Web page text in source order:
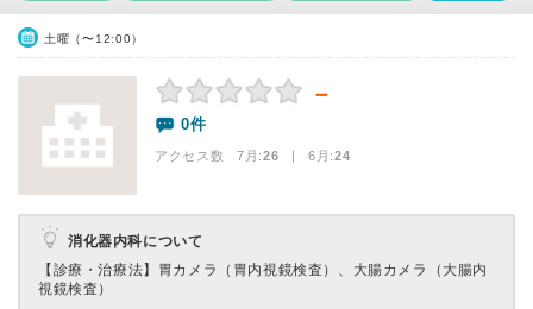
土曜（〜12:00）
－
0件
アクセス数 7月:26 | 6月:24
消化器内科について
【診療・治療法】 胃カメラ（胃内視鏡検査）、大腸カメラ（大腸内
視鏡検査）